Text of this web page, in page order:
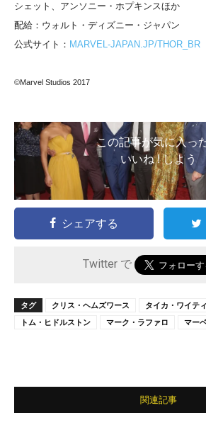
シェット、アンソニー・ホプキンスほか
配給：ウォルト・ディズニー・ジャパン
公式サイト： MARVEL-JAPAN.JP/THOR_BR
©Marvel Studios 2017
この記事が気に入っ
いいね ! しよう
シェアする
Twitter で
タグ クリス・ヘムズワース
タイカ・ワイテ
トム・ヒドルストン
マーク・ラファロ マー
関連記事